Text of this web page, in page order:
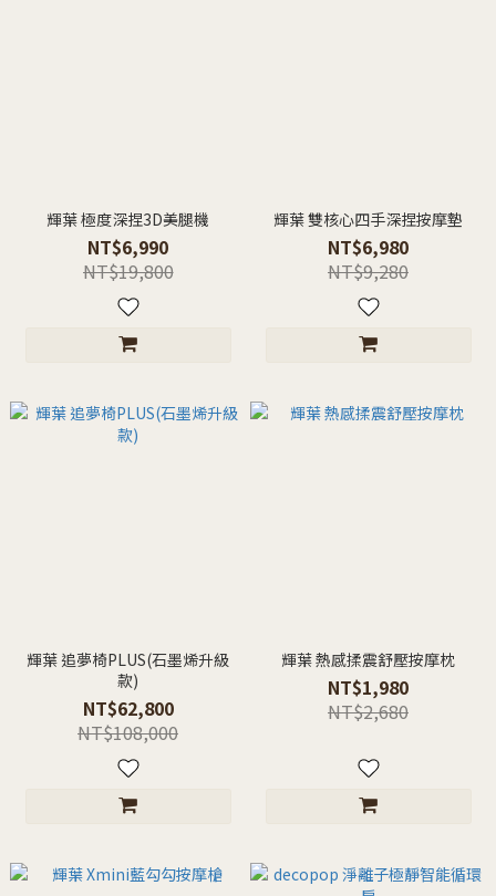
輝葉 極度深捏3D美腿機
NT$6,990
NT$19,800
輝葉 雙核心四手深捏按摩墊
NT$6,980
NT$9,280
輝葉 追夢椅PLUS(石墨烯升級
款)
NT$62,800
NT$108,000
輝葉 熱感揉震舒壓按摩枕
NT$1,980
NT$2,680